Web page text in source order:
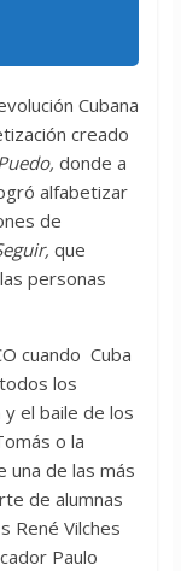
Cubana
creado
donde a
alfabetizar
de
que
personas
cuando Cuba
los
el baile de los
o la
una de las más
de alumnas
René Vilches
Paulo